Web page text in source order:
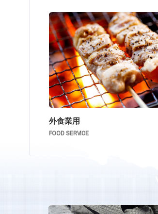
外食業用
FOOD SERVICE